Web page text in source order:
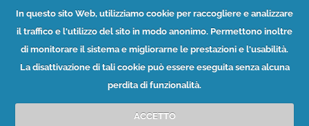
In questo sito Web, utilizziamo cookie per raccogliere e analizzare
il traffico e l'utilizzo del sito in modo anonimo. Permettono inoltre
di monitorare il sistema e migliorarne le prestazioni e l'usabilità.
La disattivazione di tali cookie può essere eseguita senza alcuna
perdita di funzionalità.
ACCETTO